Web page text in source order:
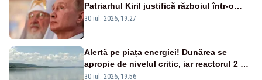
Patriarhul Kiril justifică războiul într-o
nouă carte
30 iul. 2026, 19:27
Alertă pe piața energiei! Dunărea se
apropie de nivelul critic, iar reactorul 2 de
la Cernavodă ar putea fi oprit
30 iul. 2026, 19:56